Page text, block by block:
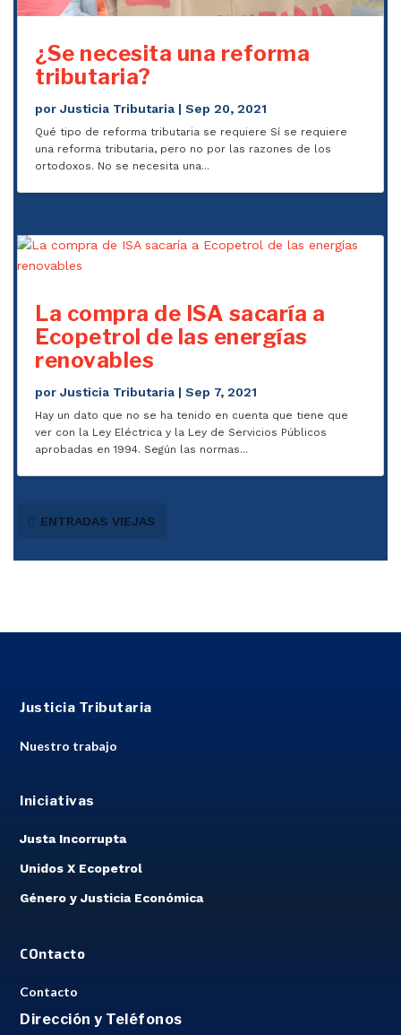
¿Se necesita una reforma
tributaria?
porJusticia Tributaria |Sep 20, 2021
Qué tipo de reforma tributaria se requiere Sí se requiere
una reforma tributaria, pero no por las razones de los
ortodoxos. No se necesita una...
La compra de ISA sacaría a
Ecopetrol de las energías
renovables
porJusticia Tributaria |Sep 7, 2021
Hay un dato que no se ha tenido en cuenta que tiene que
ver con la Ley Eléctrica y la Ley de Servicios Públicos
aprobadas en 1994. Según las normas...
ENTRADAS VIEJAS
Justicia Tributaria
Nuestro trabajo
Iniciativas
Justa Incorrupta
Unidos X Ecopetrol
Género y Justicia Económica
COntacto
Contacto
Dirección y Teléfonos